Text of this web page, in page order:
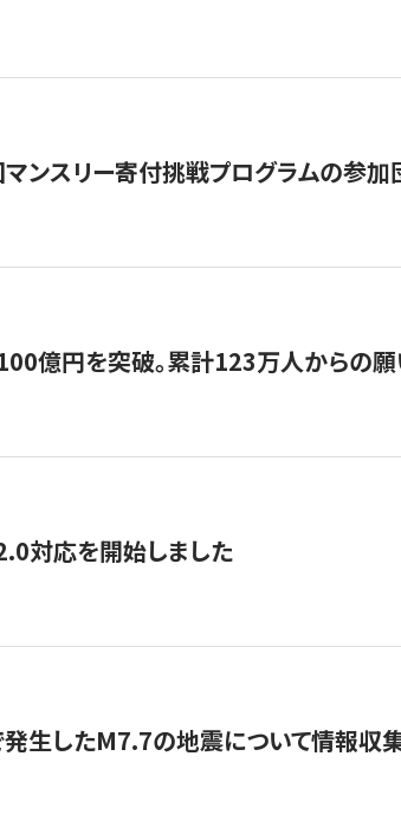
マンスリー寄付挑戦プログラムの参
億円を突破。累計123万人からの
対応を開始しました
発生したM7.7の地震について情報収